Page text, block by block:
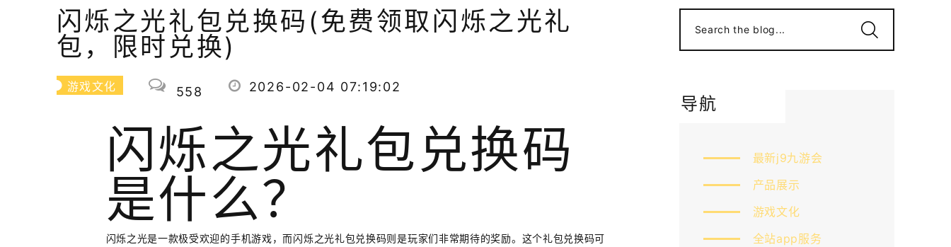
闪烁之光礼包兑换码(免费领取闪烁之光礼
包，限时兑换)
游戏文化 558 2026-02-04 07:19:02
闪烁之光礼包兑换码
是什么？
闪烁之光是一款极受欢迎的手机游戏，而闪烁之光礼包兑换码则是玩家们非常期待的奖励。这个礼包兑换码可
Search the blog...
导航
最新j9九游会
产品展示
游戏文化
全站app服务